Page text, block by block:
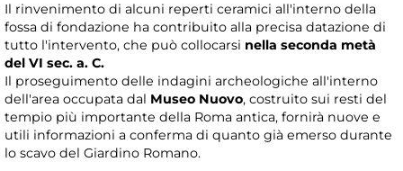
Il rinvenimento di alcuni reperti ceramici all'interno della
fossa di fondazione ha contribuito alla precisa datazione di
tutto l'intervento, che può collocarsi nella seconda metà
del VI sec. a. C.
Il proseguimento delle indagini archeologiche all'interno
dell'area occupata dal Museo Nuovo, costruito sui resti del
tempio più importante della Roma antica, fornirà nuove e
utili informazioni a conferma di quanto già emerso durante
lo scavo del Giardino Romano.